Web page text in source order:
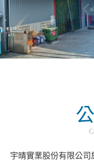
宇晴實業股份有限公司